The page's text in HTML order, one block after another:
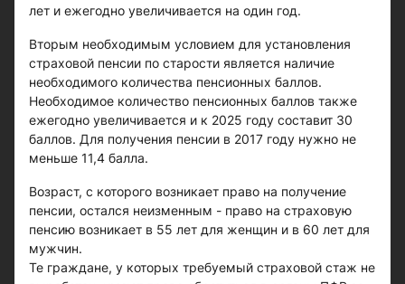
лет и ежегодно увеличивается на один год.
Вторым необходимым условием для установления
страховой пенсии по старости является наличие
необходимого количества пенсионных баллов.
Необходимое количество пенсионных баллов также
ежегодно увеличивается и к 2025 году составит 30
баллов. Для получения пенсии в 2017 году нужно не
меньше 11,4 балла.
Возраст, с которого возникает право на получение
пенсии, остался неизменным - право на страховую
пенсию возникает в 55 лет для женщин и в 60 лет для
мужчин.
Те граждане, у которых требуемый страховой стаж не